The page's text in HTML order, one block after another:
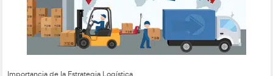
satisfacer los requerimientos del cliente».